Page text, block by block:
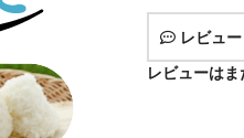
レビュー
レビューは